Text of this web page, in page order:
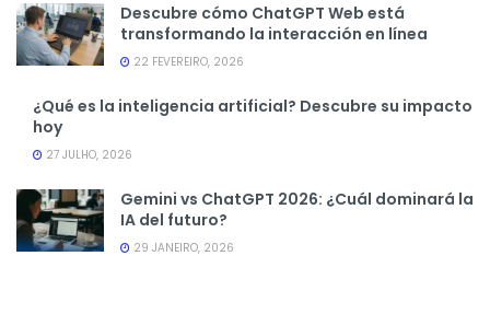
Descubre cómo ChatGPT Web está
transformando la interacción en línea
22 FEVEREIRO, 2026
¿Qué es la inteligencia artificial? Descubre su impacto
hoy
27 JULHO, 2026
Gemini vs ChatGPT 2026: ¿Cuál dominará la
IA del futuro?
29 JANEIRO, 2026